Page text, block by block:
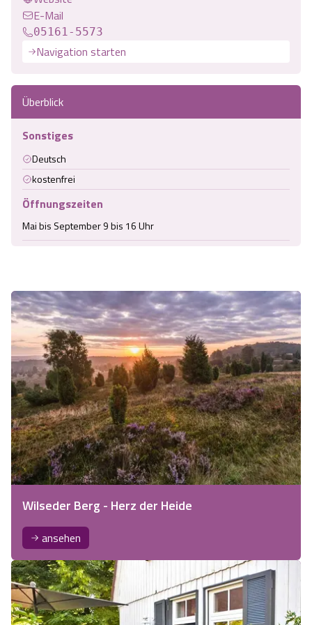
E-Mail
05161-5573
Navigation starten
Überblick
Sonstiges
Deutsch
kostenfrei
Öffnungszeiten
Mai bis September 9 bis 16 Uhr
Wilseder Berg - Herz der Heide
ansehen